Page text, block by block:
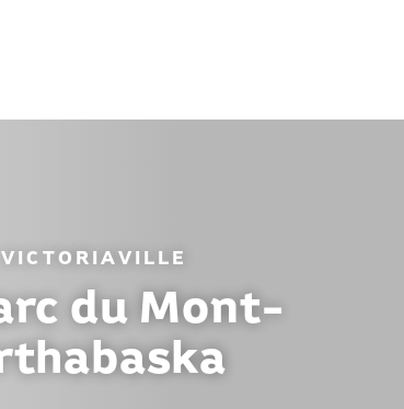
Localité
VICTORIAVILLE
du Mont-